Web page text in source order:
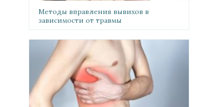
Методы вправления вывихов в
зависимости от травмы